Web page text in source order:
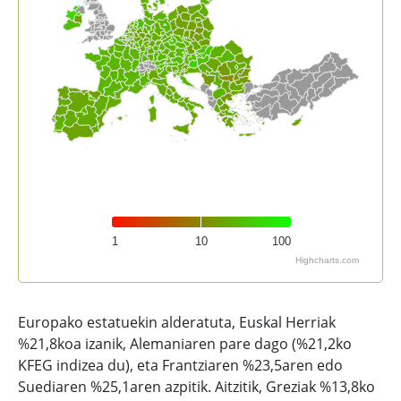
1 10 100
Highcharts.com
Europako estatuekin alderatuta, Euskal Herriak
%21,8koa izanik, Alemaniaren pare dago (%21,2ko
KFEG indizea du), eta Frantziaren %23,5aren edo
Suediaren %25,1aren azpitik. Aitzitik, Greziak %13,8ko